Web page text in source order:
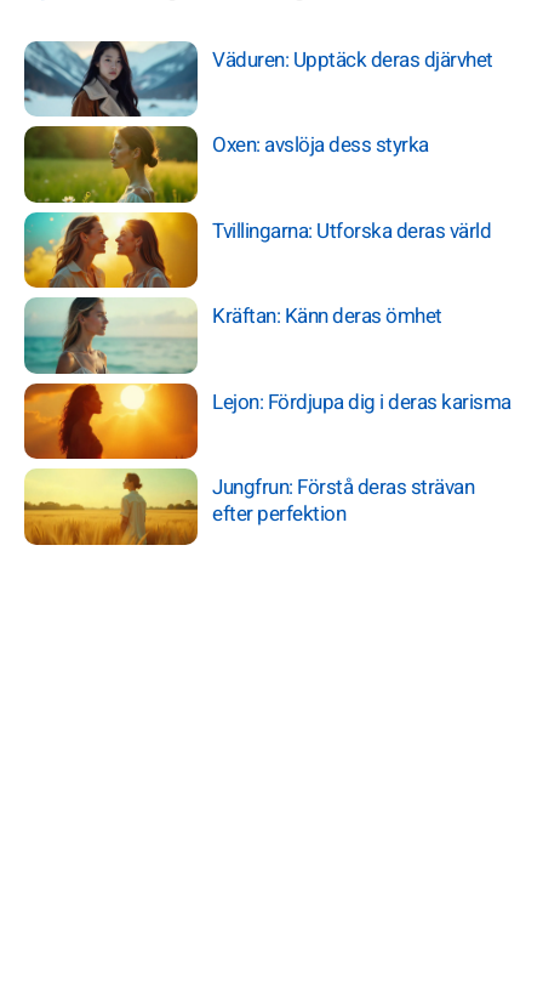
Väduren: Upptäck deras djärvhet
Oxen: avslöja dess styrka
Tvillingarna: Utforska deras värld
Kräftan: Känn deras ömhet
Lejon: Fördjupa dig i deras karisma
Jungfrun: Förstå deras strävan
efter perfektion